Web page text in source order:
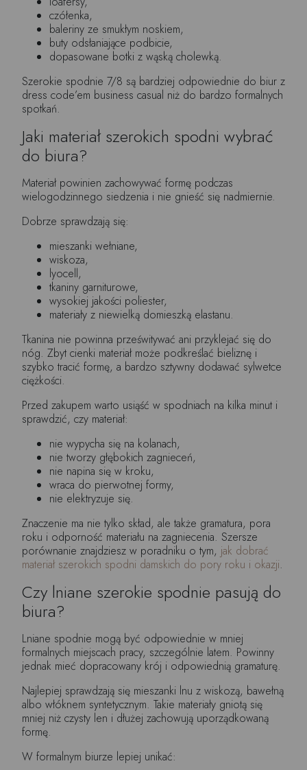
czółenka,
baleriny ze smukłym noskiem,
buty odsłaniające podbicie,
dopasowane botki z wąską cholewką.
Szerokie spodnie 7/8 są bardziej odpowiednie do biur z
dress code’em business casual niż do bardzo formalnych
spotkań.
Jaki materiał szerokich spodni wybrać
do biura?
Materiał powinien zachowywać formę podczas
wielogodzinnego siedzenia i nie gnieść się nadmiernie.
Dobrze sprawdzają się:
mieszanki wełniane,
wiskoza,
lyocell,
tkaniny garniturowe,
wysokiej jakości poliester,
materiały z niewielką domieszką elastanu.
Tkanina nie powinna prześwitywać ani przyklejać się do
nóg. Zbyt cienki materiał może podkreślać bieliznę i
szybko tracić formę, a bardzo sztywny dodawać sylwetce
ciężkości.
Przed zakupem warto usiąść w spodniach na kilka minut i
sprawdzić, czy materiał:
nie wypycha się na kolanach,
nie tworzy głębokich zagnieceń,
nie napina się w kroku,
wraca do pierwotnej formy,
nie elektryzuje się.
Znaczenie ma nie tylko skład, ale także gramatura, pora
roku i odporność materiału na zagniecenia. Szersze
porównanie znajdziesz w poradniku o tym, jak dobrać
materiał szerokich spodni damskich do pory roku i okazji.
Czy lniane szerokie spodnie pasują do
biura?
Lniane spodnie mogą być odpowiednie w mniej
formalnych miejscach pracy, szczególnie latem. Powinny
jednak mieć dopracowany krój i odpowiednią gramaturę.
Najlepiej sprawdzają się mieszanki lnu z wiskozą, bawełną
albo włóknem syntetycznym. Takie materiały gniotą się
mniej niż czysty len i dłużej zachowują uporządkowaną
formę.
W formalnym biurze lepiej unikać: